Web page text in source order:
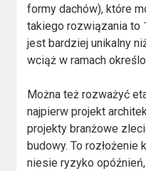
formy dachów), które
takiego rozwiązania to
jest bardziej unikalny
wciąż w ramach
Można też rozważyć
najpierw projekt
projekty branżowe
budowy. To
niesie ryzyko